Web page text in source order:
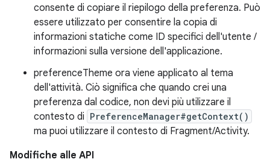
consente di copiare il riepilogo della preferenza. Può
essere utilizzato per consentire la copia di
informazioni statiche come ID specifici dell'utente /
informazioni sulla versione dell'applicazione.
preferenceTheme ora viene applicato al tema
dell'attività. Ciò significa che quando crei una
preferenza dal codice, non devi più utilizzare il
contesto di PreferenceManager#getContext()
ma puoi utilizzare il contesto di Fragment/Activity.
Modifiche alle API